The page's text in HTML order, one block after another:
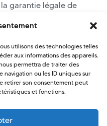
utilisons des technologies telles
aux informations des appareils.
permettra de traiter des
ou les ID uniques sur
retirer son consentement peut
et fonctions.
garantie légale de
et son état. La
fiche produit.
?
me convient pas ?